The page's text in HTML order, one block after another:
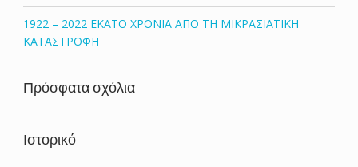
1922 – 2022 ΕΚΑΤΟ ΧΡΟΝΙΑ ΑΠΟ ΤΗ ΜΙΚΡΑΣΙΑΤΙΚΗ
ΚΑΤΑΣΤΡΟΦΗ
Πρόσφατα σχόλια
Ιστορικό